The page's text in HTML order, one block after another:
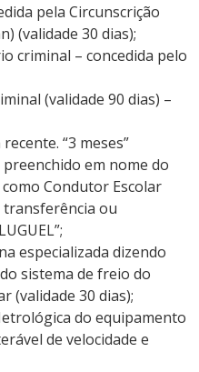
pela Circunscrição
(validade 30 dias);
criminal – concedida pelo
(validade 90 dias) –
“3 meses”
preenchido em nome do
Condutor Escolar
ou
especializada dizendo
sistema de freio do
(validade 30 dias);
do equipamento
de velocidade e